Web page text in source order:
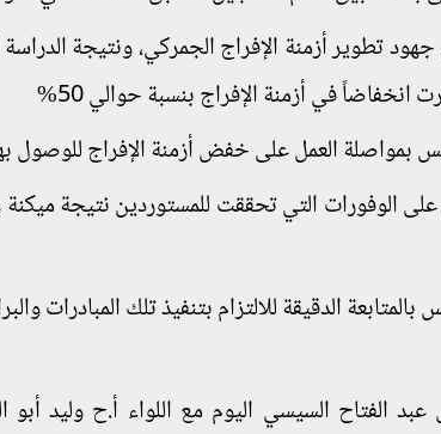
تطوير أزمنة الإفراج الجمركي، ونتيجة
انخفاضاً في أزمنة الإفراج بنسبة حوالي 50%
على الوفورات التي تحققت للمستوردين نتيجة
الفتاح السيسي اليوم مع اللواء أ.ح وليد